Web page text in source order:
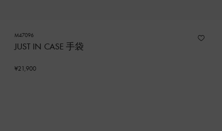
M47096
JUST IN CASE 手袋
¥21,900